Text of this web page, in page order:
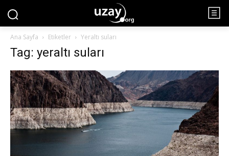
Ana Sayfa Etiketler Yeraltı suları
Tag: yeraltı suları